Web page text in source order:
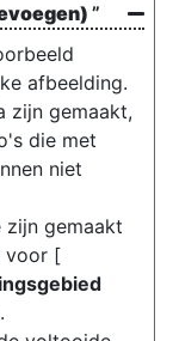
”
afbeelding.
zijn gemaakt,
die met
niet
gemaakt
voor [